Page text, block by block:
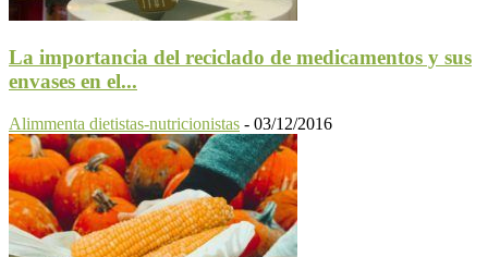
La importancia del reciclado de medicamentos y sus
envases en el...
Alimmenta dietistas-nutricionistas - 03/12/2016